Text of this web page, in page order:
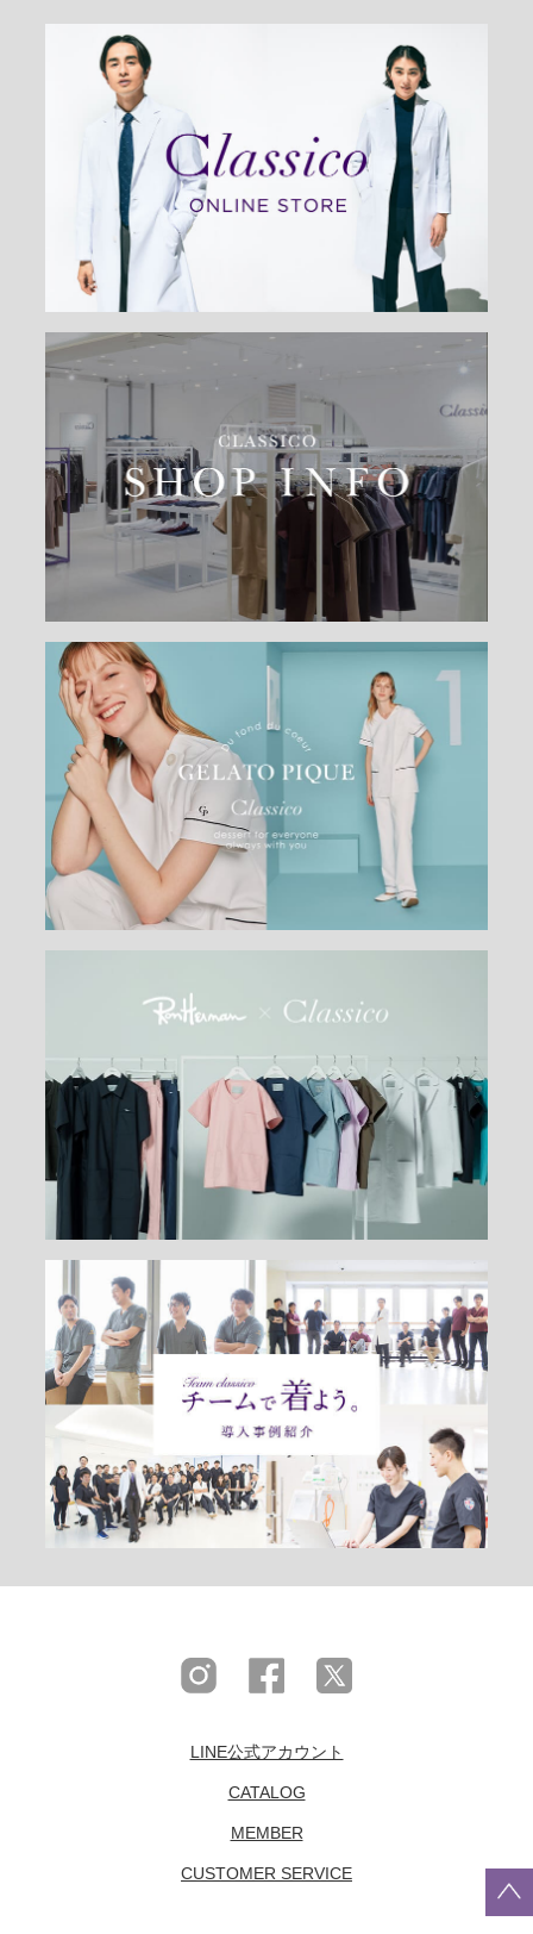
LINE公式アカウント
CATALOG
MEMBER
CUSTOMER SERVICE